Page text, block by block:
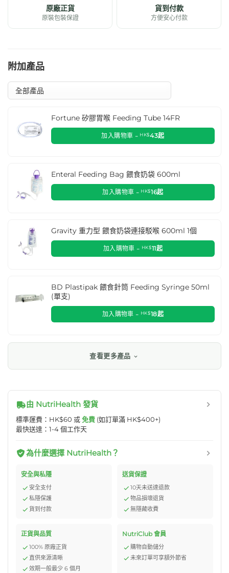
原廠正貨
原裝包裝保證
貨到付款
方便安心付款
附加產品
Fortune 矽膠胃喉 Feeding Tube 14FR
加入購物車 - HK$43起
Enteral Feeding Bag 餵食奶袋 600ml
加入購物車 - HK$16起
Gravity 重力型 餵食奶袋連接駁喉 600ml 1個
加入購物車 - HK$11起
BD Plastipak 餵食針筒 Feeding Syringe 50ml
(單支)
加入購物車 - HK$18起
查看更多產品
由 NutriHealth 發貨
標準運費：HK$60 或免費 (如訂單滿 HK$400+)
最快送達：1-4 個工作天
為什麼選擇 NutriHealth？
安全與私隱
安全支付
私隱保護
貨到付款
送貨保證
10天未送達退款
物品損壞退貨
無隱藏收費
正貨與品質
100% 原廠正貨
直供來源清晰
效期一般最少 6 個月
NutriClub 會員
購物自動儲分
未來訂單可享額外節省